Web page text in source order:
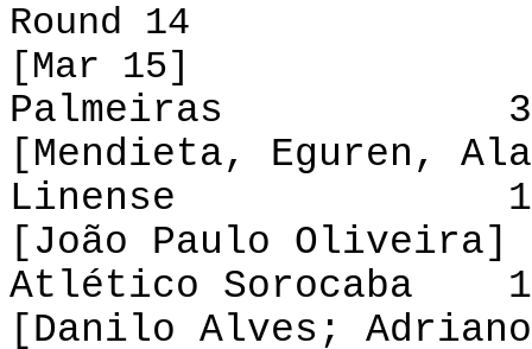
Round 14
[Mar 15]
Palmeiras 3-2
[Mendieta, Eguren,
Linense 1-0
[João Paulo Oliveira]
Atlético Sorocaba 1-
[Danilo Alves;